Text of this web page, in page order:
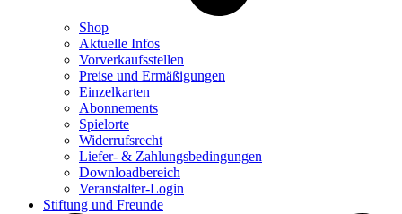
Shop
Aktuelle Infos
Vorverkaufsstellen
Preise und Ermäßigungen
Einzelkarten
Abonnements
Spielorte
Widerrufsrecht
Liefer- & Zahlungsbedingungen
Downloadbereich
Veranstalter-Login
Stiftung und Freunde